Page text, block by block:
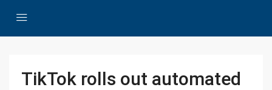
TikTok rolls out automated